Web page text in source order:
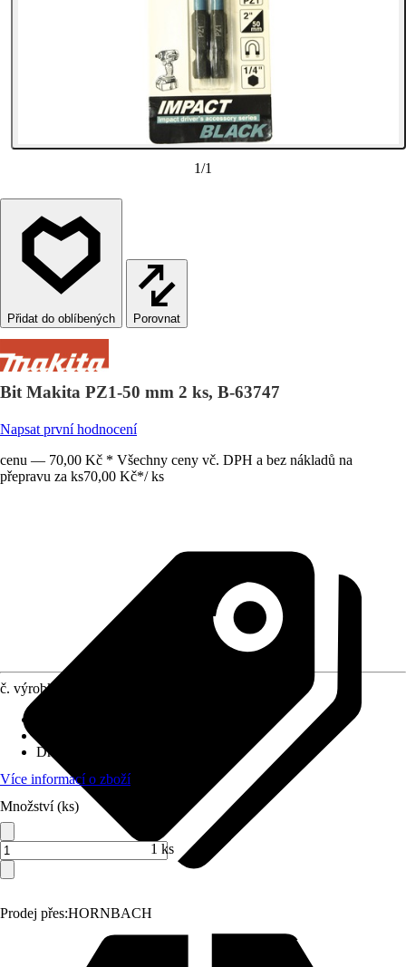
1/1
Porovnat
Bit Makita PZ1-50 mm 2 ks, B-63747
Napsat první hodnocení
cenu — 70,00 Kč * Všechny ceny vč. DPH a bez nákladů na
přepravu za ks70,00 Kč*/ ks
Prodej přes:HORNBACH
č. výrobku
Druh výrobku
Více informací o zboží
Množství (ks)
1 ks